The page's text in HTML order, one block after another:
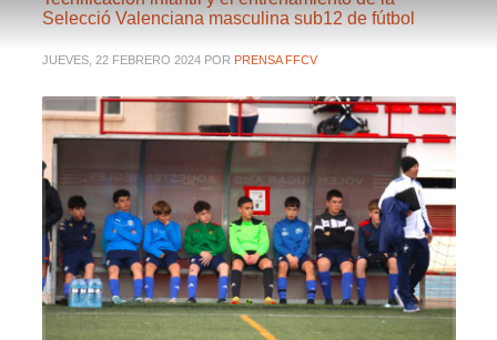
Selecció Valenciana masculina sub12 de fútbol
JUEVES, 22 FEBRERO 2024 POR PRENSA FFCV